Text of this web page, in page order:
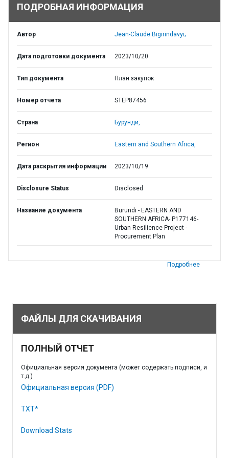
ПОДРОБНАЯ ИНФОРМАЦИЯ
Автор Jean-Claude Bigirindavyi;
Дата подготовки документа 2023/10/20
Тип документа План закупок
Номер отчета STEP87456
Страна Бурунди,
Регион Eastern and Southern Africa,
Дата раскрытия информации 2023/10/19
Disclosure Status Disclosed
Название документа
Burundi - EASTERN AND
SOUTHERN AFRICA- P177146-
Urban Resilience Project -
Procurement Plan
Подробнее
ФАЙЛЫ ДЛЯ СКАЧИВАНИЯ
ПОЛНЫЙ ОТЧЕТ
Официальная версия документа (может содержать подписи, и
т.д.)
Официальная версия (PDF)
TXT*
Download Stats